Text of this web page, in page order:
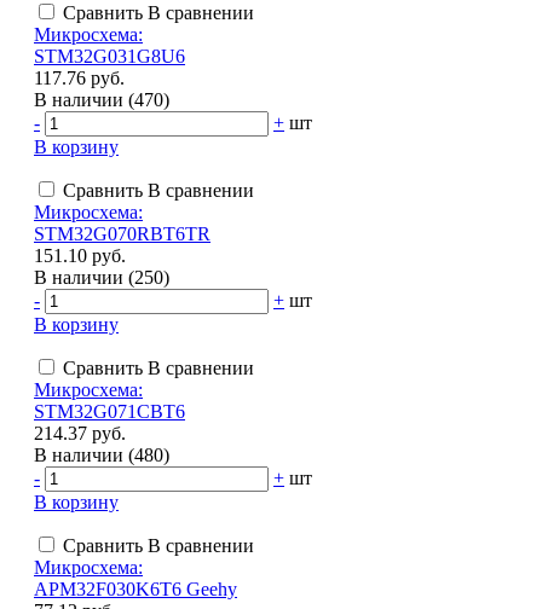
Сравнить В сравнении
Микросхема:
STM32G031G8U6
117.76 руб.
В наличии (470)
-
+ шт
В корзину
Сравнить В сравнении
Микросхема:
STM32G070RBT6TR
151.10 руб.
В наличии (250)
-
+ шт
В корзину
Сравнить В сравнении
Микросхема:
STM32G071CBT6
214.37 руб.
В наличии (480)
-
+ шт
В корзину
Сравнить В сравнении
Микросхема:
APM32F030K6T6 Geehy